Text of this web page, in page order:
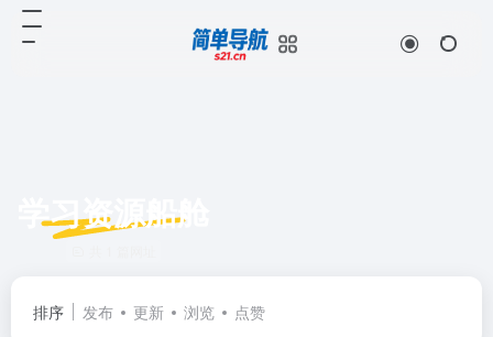
学习资源船舱
排序 发布 更新 浏览 点赞